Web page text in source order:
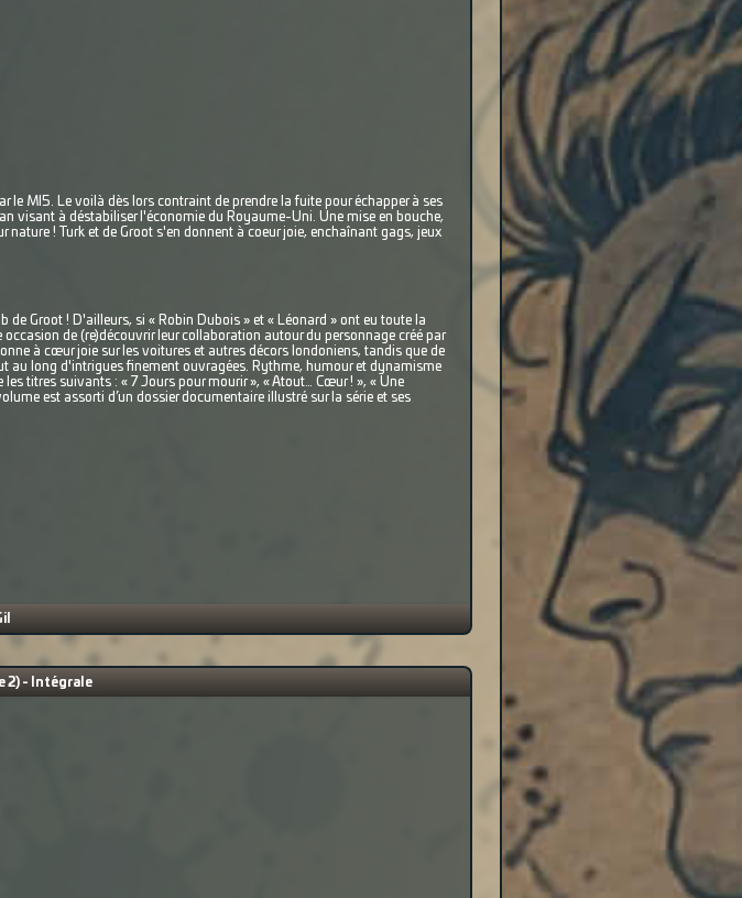
MI5. Le voilà dès lors contraint de prendre la fuite pour échapper à ses
visant à déstabiliser l'économie du Royaume-Uni. Une mise en bouche,
! Turk et de Groot s'en donnent à coeur joie, enchaînant gags, jeux
Groot ! D'ailleurs, si « Robin Dubois » et « Léonard » ont eu toute la
de (re)découvrir leur collaboration autour du personnage créé par
à cœur joie sur les voitures et autres décors londoniens, tandis que de
au long d'intrigues finement ouvragées. Rythme, humour et dynamisme
titres suivants : « 7 Jours pour mourir », « Atout… Cœur ! », « Une
est assorti d’un dossier documentaire illustré sur la série et ses
2) - Intégrale